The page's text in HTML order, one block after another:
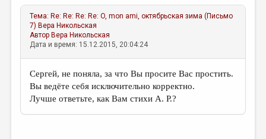
Тема: Re: Re: Re: Re: O, mon ami, октябрьская зима (Письмо
7) Вера Никольская
Автор Вера Никольская
Дата и время: 15.12.2015, 20:04:24
Сергей, не поняла, за что Вы просите Вас простить.
Вы ведёте себя исключительно корректно.
Лучше ответьте, как Вам стихи А. Р.?